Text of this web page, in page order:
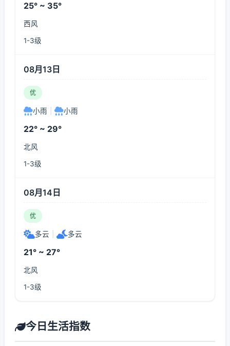
25° ~ 35°
西风
1-3级
08月13日
优
小雨 小雨
22° ~ 29°
北风
1-3级
08月14日
优
多云 多云
21° ~ 27°
北风
1-3级
今日生活指数